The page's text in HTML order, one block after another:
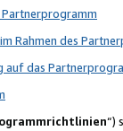
Rahmen des
auf das
“)